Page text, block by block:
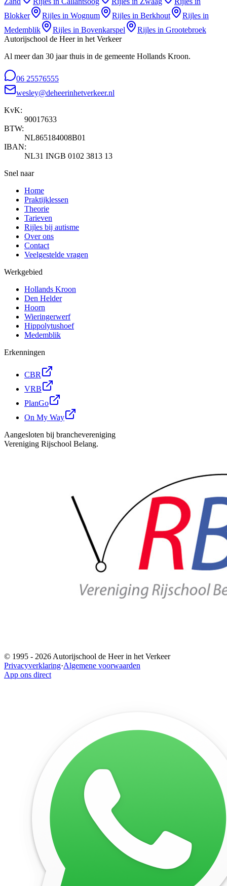
Blokker
Rijles in Wognum Rijles in Berkhout
Rijles in
Medemblik
Rijles in Bovenkarspel Rijles in Grootebroek
Autorijschool de Heer in het Verkeer
Al meer dan 30 jaar thuis in de gemeente Hollands Kroon.
06 25576555
wesley@deheerinhetverkeer.nl
KvK:
90017633
BTW:
NL865184008B01
IBAN:
NL31 INGB 0102 3813 13
Snel naar
Home
Praktijklessen
Theorie
Tarieven
Rijles bij autisme
Over ons
Contact
Veelgestelde vragen
Werkgebied
Hollands Kroon
Den Helder
Hoorn
Wieringerwerf
Hippolytushoef
Medemblik
Erkenningen
CBR
VRB
PlanGo
On My Way
Aangesloten bij branchevereniging
Vereniging Rijschool Belang.
© 1995 - 2026 Autorijschool de Heer in het Verkeer
Privacyverklaring·Algemene voorwaarden
App ons direct